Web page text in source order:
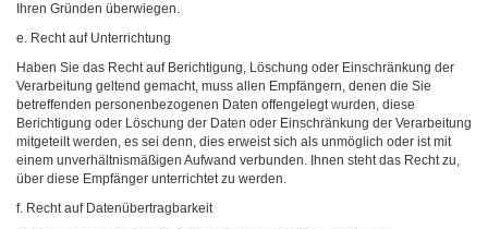
Ihren Gründen überwiegen.
e. Recht auf Unterrichtung
Haben Sie das Recht auf Berichtigung, Löschung oder Einschränkung der
Verarbeitung geltend gemacht, muss allen Empfängern, denen die Sie
betreffenden personenbezogenen Daten offengelegt wurden, diese
Berichtigung oder Löschung der Daten oder Einschränkung der Verarbeitung
mitgeteilt werden, es sei denn, dies erweist sich als unmöglich oder ist mit
einem unverhältnismäßigen Aufwand verbunden. Ihnen steht das Recht zu,
über diese Empfänger unterrichtet zu werden.
f. Recht auf Datenübertragbarkeit